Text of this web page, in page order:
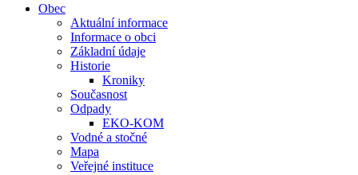
Obec
Aktuální informace
Informace o obci
Základní údaje
Historie
Kroniky
Současnost
Odpady
EKO-KOM
Vodné a stočné
Mapa
Veřejné instituce